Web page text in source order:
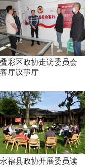
叠彩区政协走访委员会
客厅议事厅
永福县政协开展委员读